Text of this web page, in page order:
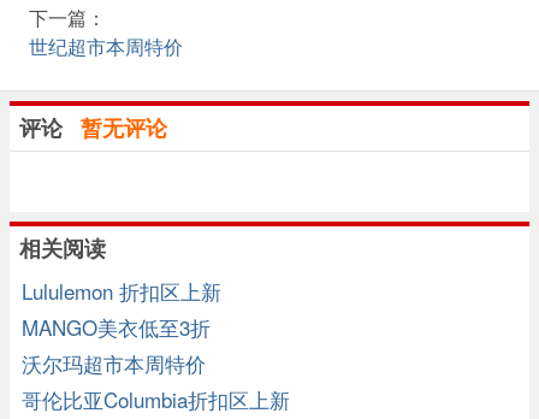
下一篇：
世纪超市本周特价
评论 暂无评论
相关阅读
Lululemon 折扣区上新
MANGO美衣低至3折
沃尔玛超市本周特价
哥伦比亚Columbia折扣区上新